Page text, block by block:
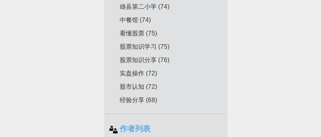
雄县第二小学 (74)
中餐馆 (74)
看懂股票 (75)
股票知识学习 (75)
股票知识分享 (76)
实盘操作 (72)
股市认知 (72)
经验分享 (68)
作者列表